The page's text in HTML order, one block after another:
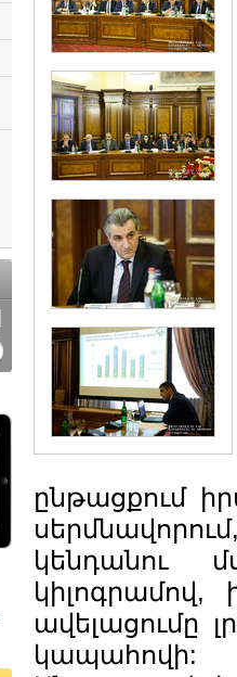
ընթացքում
կենդանու
ավելացումը
կապահովի: